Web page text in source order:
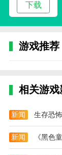
souppot汤锅
切菜和
控制火
或煮过头。
调味和
装盘并呈现
souppot汤锅
下载
游戏推荐
相关游戏
新闻
新闻 《黑色